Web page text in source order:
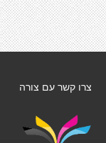
צרו קשר עם צורה